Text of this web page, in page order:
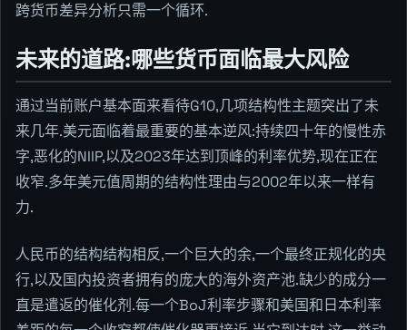
跨货币差异分析只需一个循环.
未来的道路:哪些货币面临最大风险
通过当前账户基本面来看待G10,几项结构性主题突出了未
来几年.美元面临着最重要的基本逆风:持续四十年的慢性赤
字,恶化的NIIP,以及2023年达到顶峰的利率优势,现在正在
收窄.多年美元值周期的结构性理由与2002年以来一样有
力.
人民币的结构结构相反,一个巨大的余,一个最终正规化的央
行,以及国内投资者拥有的庞大的海外资产池.缺少的成分一
直是遣返的催化剂.每一个BoJ利率步骤和美国和日本利率